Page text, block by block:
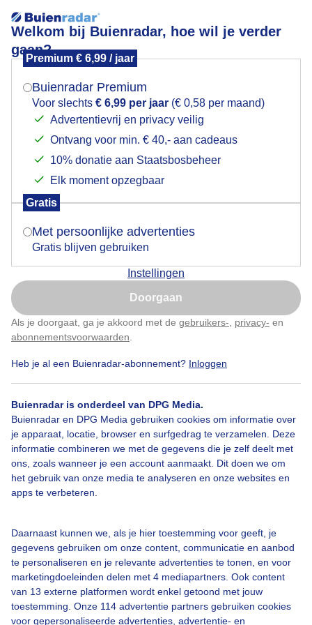
Welkom bij Buienradar, hoe wil je verder
gaan?
Premium € 6,99 / jaar
Buienradar Premium
Voor slechts € 6,99 per jaar (€ 0,58 per maand)
Advertentievrij en privacy veilig
Ontvang voor min. € 40,- aan cadeaus
10% donatie aan Staatsbosbeheer
Elk moment opzegbaar
Gratis
Met persoonlijke advertenties
Gratis blijven gebruiken
Instellingen
Doorgaan
Als je doorgaat, ga je akkoord met de gebruikers- privacy- en
abonnementsvoorwaarden
Heb je al een Buienradar-abonnement? Inloggen
Buienradar is onderdeel van DPG Media.
Buienradar en DPG Media gebruiken cookies om informatie over
je apparaat, locatie, browser en surfgedrag te verzamelen. Deze
informatie combineren we met de gegevens die je zelf deelt met
ons, zoals wanneer je een account aanmaakt. Dit doen we om
het gebruik van onze media te analyseren en onze websites en
apps te verbeteren.
Daarnaast kunnen we, als je hier toestemming voor geeft, je
gegevens gebruiken om onze content, communicatie en aanbod
te personaliseren en je relevante advertenties te tonen, en voor
marketingdoeleinden delen met 4 mediapartners. Ook content
van 13 externe platformen wordt enkel getoond met jouw
toestemming. Onze 114 advertentie partners gebruiken cookies
voor gepersonaliseerde advertenties, advertentie- en
circumzenitaleboog
Populaire categorieën
Lente
Zomer
Over Buienradar
Bedrijfsgegevens
Veelgestelde vragen
Contact
Gebruikersvoorwaarden
Adverteren
Buienradar Team
Privacy beleid
Mogen we je locatie gebruiken voor het
Indien je hier nog geen akkoord op hebt gegeven,
verschijnt er zo een pop-up uit je browser waarin
Is goed, toon de popup
Nu niet, misschien later
Klik hierom dit aan te passen